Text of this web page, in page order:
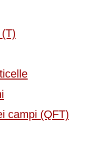
campi (QFT)